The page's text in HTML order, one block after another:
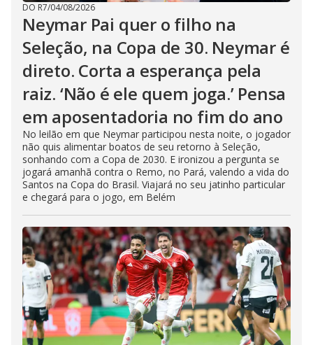
DO R7/04/08/2026
Neymar Pai quer o filho na
Seleção, na Copa de 30. Neymar é
direto. Corta a esperança pela
raiz. ‘Não é ele quem joga.’ Pensa
em aposentadoria no fim do ano
No leilão em que Neymar participou nesta noite, o jogador
não quis alimentar boatos de seu retorno à Seleção,
sonhando com a Copa de 2030. E ironizou a pergunta se
jogará amanhã contra o Remo, no Pará, valendo a vida do
Santos na Copa do Brasil. Viajará no seu jatinho particular
e chegará para o jogo, em Belém